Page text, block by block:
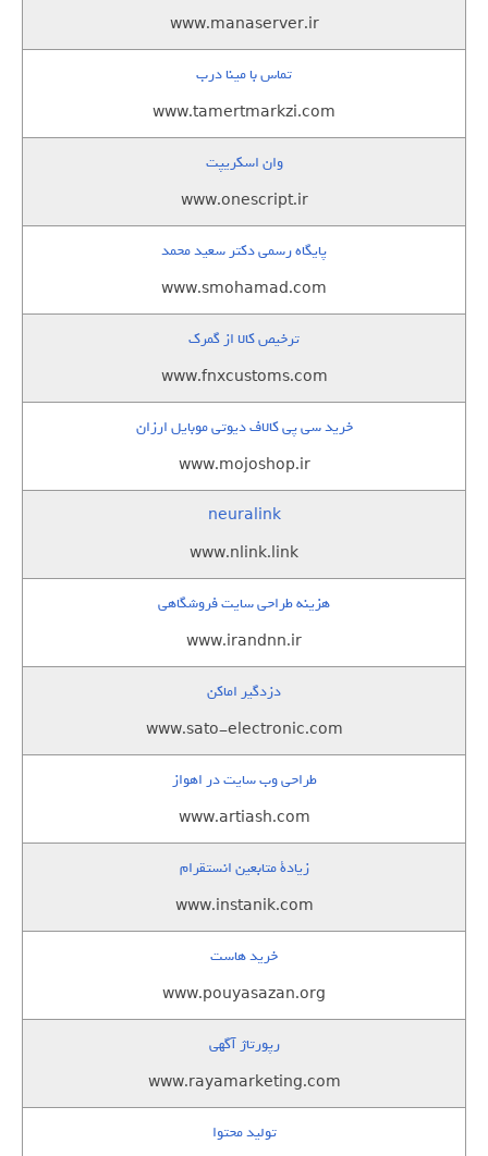
www.manaserver.ir
تماس با مینا درب
www.tamertmarkzi.com
وان اسکریپت
www.onescript.ir
پایگاه رسمی دکتر سعید محمد
www.smohamad.com
ترخیص کالا از گمرک
www.fnxcustoms.com
خرید سی پی کالاف دیوتی موبایل ارزان
www.mojoshop.ir
neuralink
www.nlink.link
هزینه طراحی سایت فروشگاهی
www.irandnn.ir
دزدگیر اماکن
www.sato-electronic.com
طراحی وب سایت در اهواز
www.artiash.com
زيادة متابعين انستقرام
www.instanik.com
خرید هاست
www.pouyasazan.org
رپورتاژ آگهی
www.rayamarketing.com
تولید محتوا